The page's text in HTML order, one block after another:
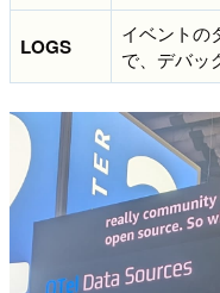
LOGS
イベントの
で、デバッ